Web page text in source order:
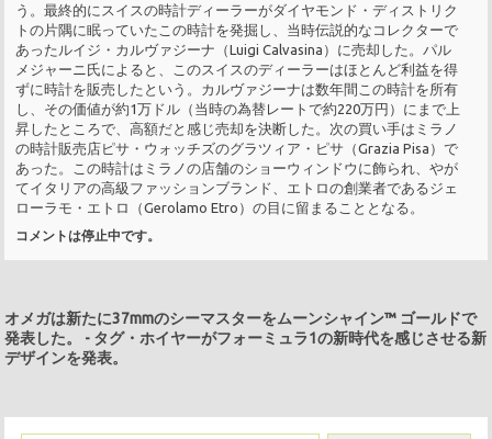
う。最終的にスイスの時計ディーラーがダイヤモンド・ディストリク
トの片隅に眠っていたこの時計を発掘し、当時伝説的なコレクターで
あったルイジ・カルヴァジーナ（Luigi Calvasina）に売却した。パル
メジャーニ氏によると、このスイスのディーラーはほとんど利益を得
ずに時計を販売したという。カルヴァジーナは数年間この時計を所有
し、その価値が約1万ドル（当時の為替レートで約220万円）にまで上
昇したところで、高額だと感じ売却を決断した。次の買い手はミラノ
の時計販売店ピサ・ウォッチズのグラツィア・ピサ（Grazia Pisa）で
あった。この時計はミラノの店舗のショーウィンドウに飾られ、やが
てイタリアの高級ファッションブランド、エトロの創業者であるジェ
ローラモ・エトロ（Gerolamo Etro）の目に留まることとなる。
コメントは停止中です。
オメガは新たに37mmのシーマスターをムーンシャイン™ ゴール ドで
発表した。
- タグ・ホイヤーがフォーミュラ1の新時代を感じさせる新
デザインを発表。